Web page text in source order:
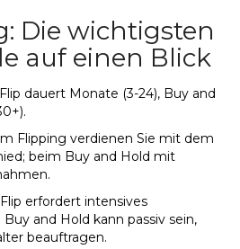
Die wichtigsten
auf einen Blick
dauert Monate (3-24), Buy and
Flipping verdienen Sie mit dem
beim Buy and Hold mit
erfordert intensives
and Hold kann passiv sein,
beauftragen.